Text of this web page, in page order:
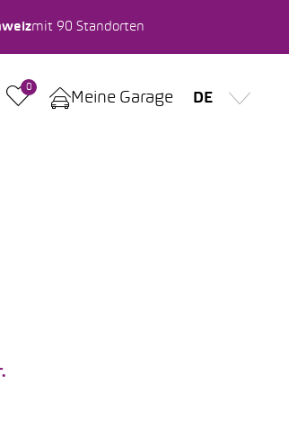
mit 90 Standorten
0
Meine Garage DE